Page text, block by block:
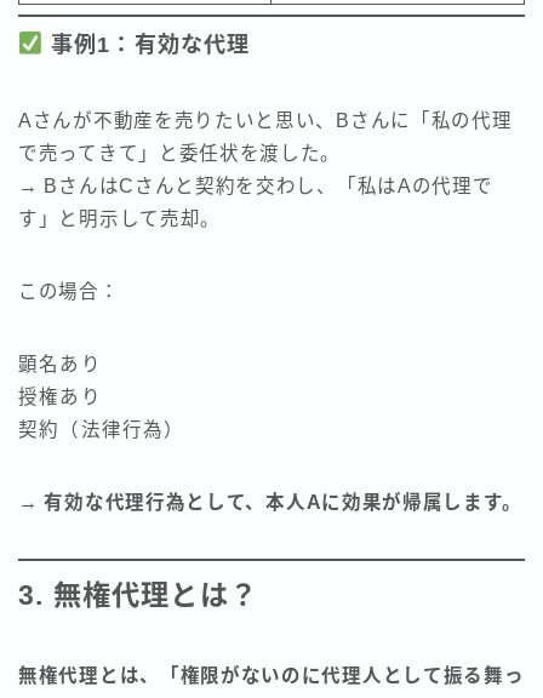
事例1：有効な代理
Aさんが不動産を売りたいと思い、Bさんに「私の代理
で売ってきて」と委任状を渡した。
→ BさんはCさんと契約を交わし、「私はAの代理で
す」と明示して売却。
この場合：
顕名あり
授権あり
契約（法律行為）
→有効な代理行為として、本人Aに効果が帰属します。
3. 無権代理とは？
無権代理とは、「権限がないのに代理人として振る舞っ